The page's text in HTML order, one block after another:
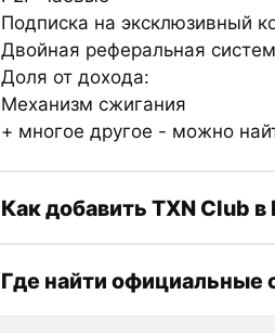
Подписка на эксклюзивный
Двойная реферальная
Доля от дохода:
Механизм сжигания
+ многое другое - можно
Как добавить TXN Club
Где найти официальные